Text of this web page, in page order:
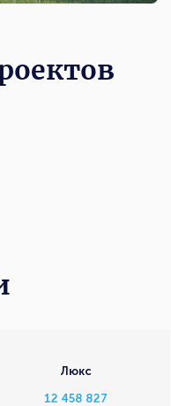
Люкс
12 458 827